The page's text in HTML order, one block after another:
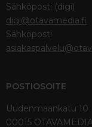
Sähköposti (digi)
digi@otavamedia.fi
Sähköposti
POSTIOSOITE
Uudenmaankatu 10
00015